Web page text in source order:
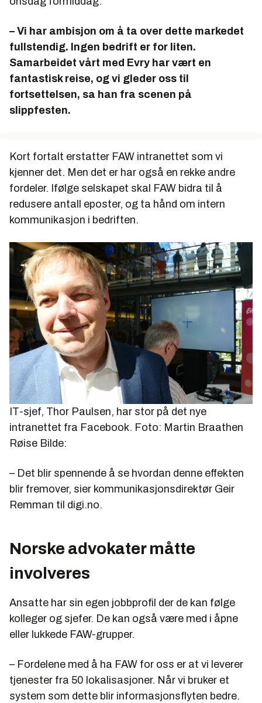
– Vi har ambisjon om å ta over dette markedet
fullstendig. Ingen bedrift er for liten.
Samarbeidet vårt med Evry har vært en
fantastisk reise, og vi gleder oss til
fortsettelsen, sa han fra scenen på
slippfesten.
Kort fortalt erstatter FAW intranettet som vi
kjenner det. Men det er har også en rekke andre
fordeler. Ifølge selskapet skal FAW bidra til å
redusere antall eposter, og ta hånd om intern
kommunikasjon i bedriften.
IT-sjef, Thor Paulsen, har stor på det nye
intranettet fra Facebook. Foto: Martin Braathen
Røise Bilde:
– Det blir spennende å se hvordan denne effekten
blir fremover, sier kommunikasjonsdirektør Geir
Remman til digi.no.
Norske advokater måtte
involveres
Ansatte har sin egen jobbprofil der de kan følge
kolleger og sjefer. De kan også være med i åpne
eller lukkede FAW-grupper.
– Fordelene med å ha FAW for oss er at vi leverer
tjenester fra 50 lokalisasjoner. Når vi bruker et
system som dette blir informasjonsflyten bedre.